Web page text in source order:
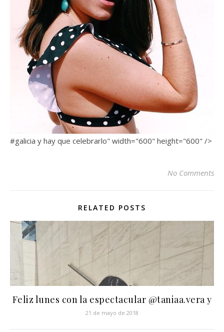
#galicia y hay que celebrarlo" width="600" height="600" />
No Comments
RELATED POSTS
Feliz lunes con la espectacular @taniaa.vera y
21 de mayo de 2018